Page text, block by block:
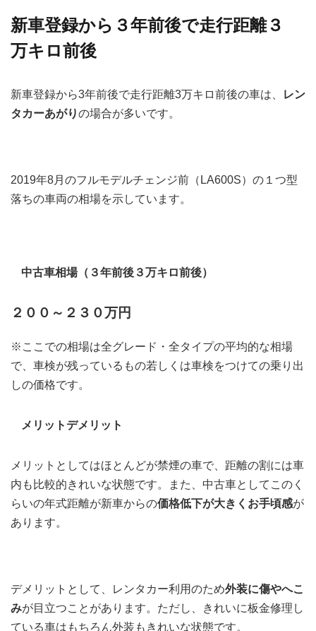
新車登録から３年前後で走行距離３
万キロ前後
新車登録から3年前後で走行距離3万キロ前後の車は、
レン
タカーあがりの場合が多いです。
2019年8月のフルモデルチェンジ前（LA600S）の１つ型
落ちの車両の相場を示しています。
中古車相場（３年前後３万キロ前後）
２００～２３０万円
※ここでの相場は全グレード・全タイプの平均的な相場
で、車検が残っているもの若しくは車検をつけての乗り出
しの価格です。
メリットデメリット
メリットとしてはほとんどが禁煙の車で、距離の割には車
内も比較的きれいな状態です。また、中古車としてこのく
らいの年式距離が新車からの価格低下が大きくお手頃感が
あります。
デメリットとして、レンタカー利用のため外装に傷やへこ
みが目立つことがあります。ただし、きれいに板金修理し
ている車はもちろん外装もきれいな状態です。